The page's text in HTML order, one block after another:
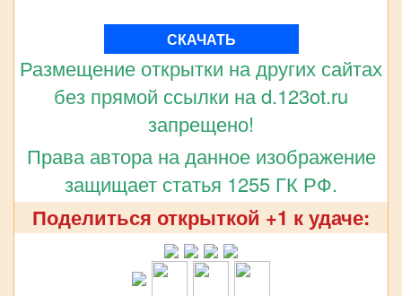
СКАЧАТЬ
Размещение открытки на других сайтах
без прямой ссылки на d.123ot.ru
запрещено!
Права автора на данное изображение
защищает статья 1255 ГК РФ.
Поделиться открыткой +1 к удаче: